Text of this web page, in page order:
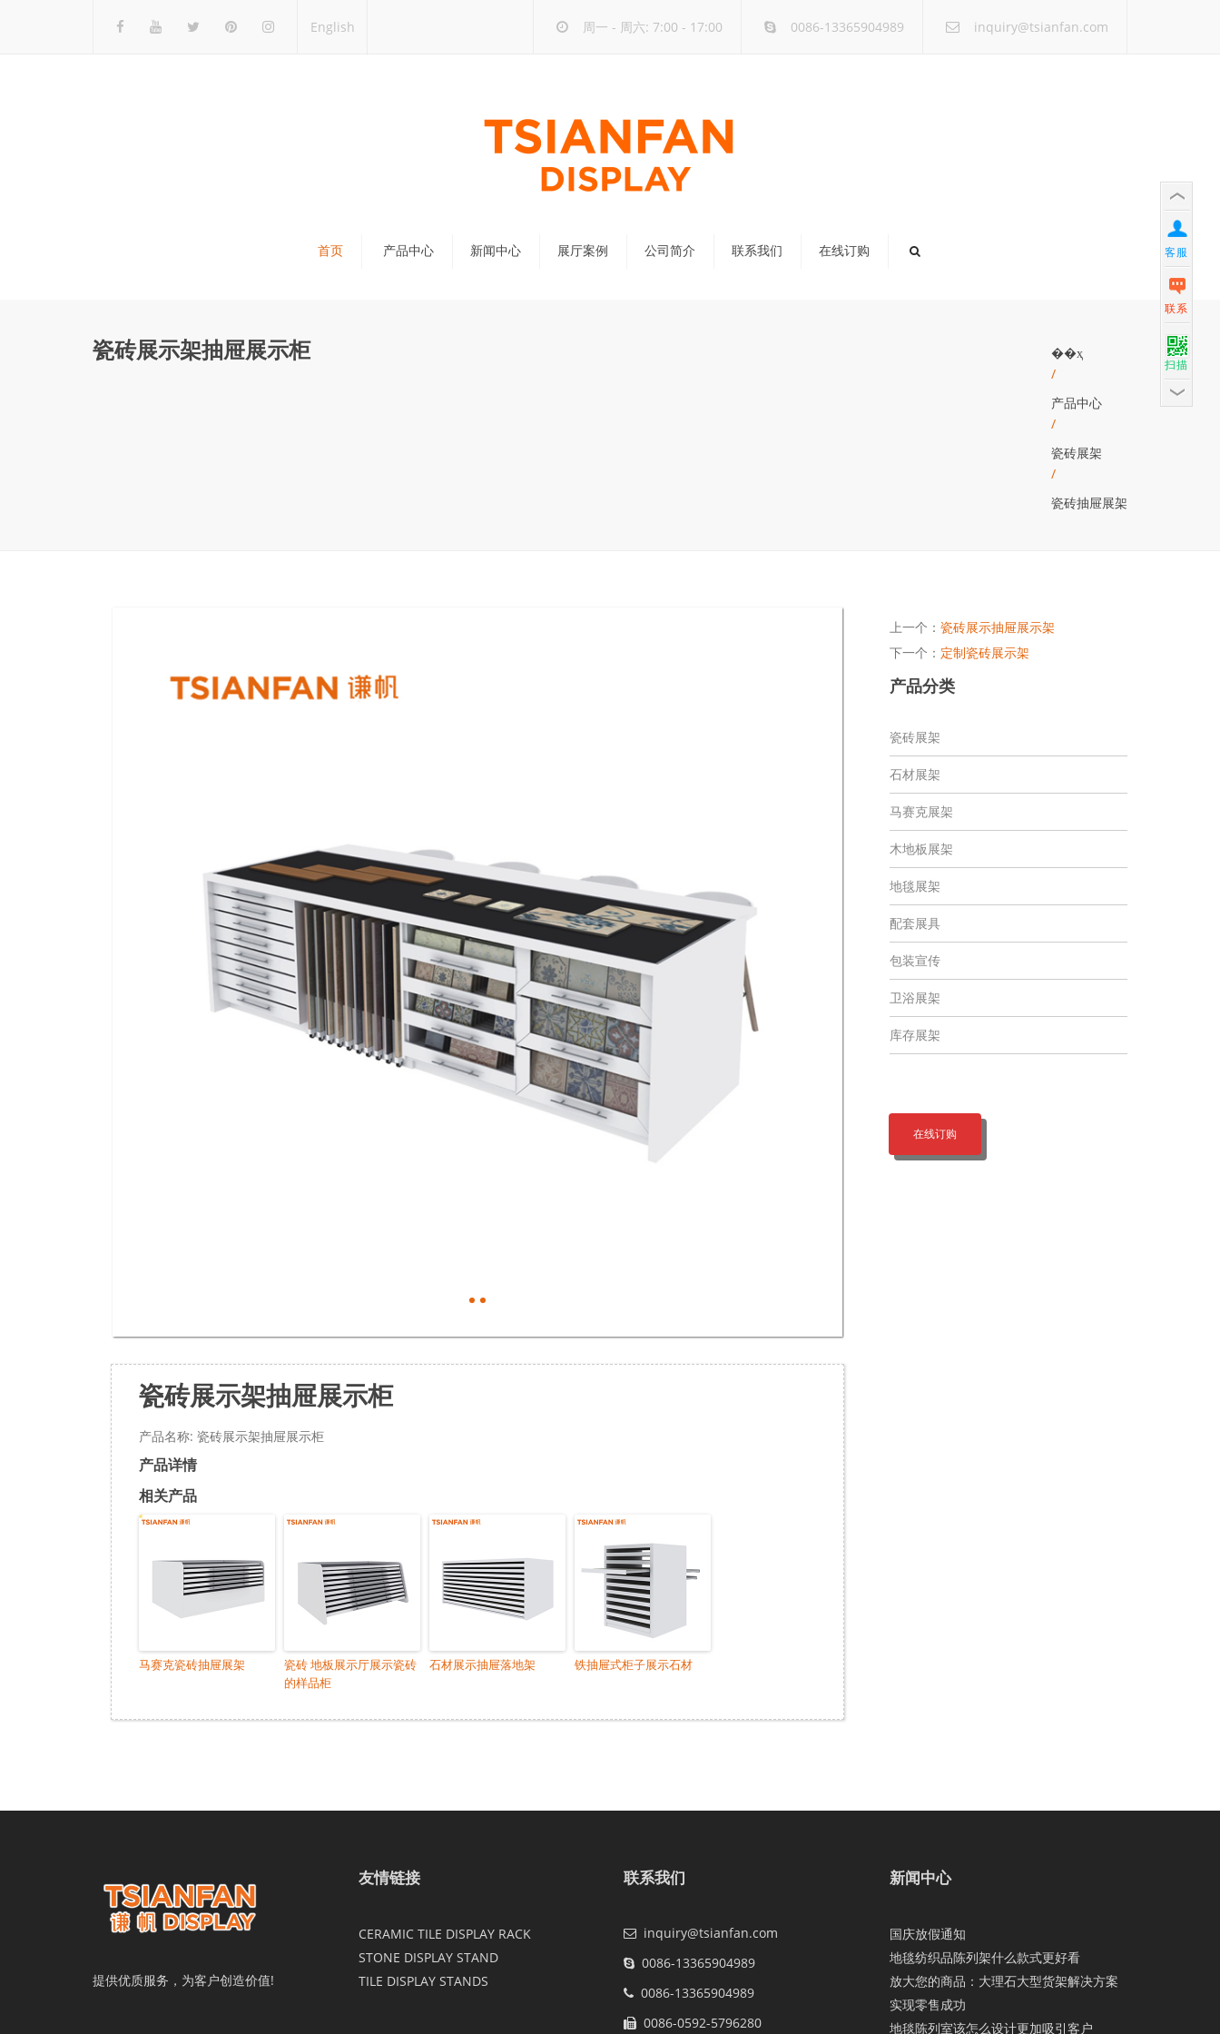
English 周一 - 周六: 7:00 - 17:00 0086-13365904989 inquiry@tsianfan.com
首页 产品中心 新闻中心 展厅案例 公司简介 联系我们 在线订购
瓷砖展示架抽屉展示柜
��ҳ
/
产品中心
/
瓷砖展架
/
瓷砖抽屉展架
瓷砖展示架抽屉展示柜
产品名称: 瓷砖展示架抽屉展示柜
产品详情
相关产品
马赛克瓷砖抽屉展架
瓷砖 地板展示厅展示瓷砖
的样品柜
石材展示抽屉落地架 铁抽屉式柜子展示石材
上一个： 瓷砖展示抽屉展示架
下一个： 定制瓷砖展示架
产品分类
瓷砖展架
石材展架
马赛克展架
木地板展架
地毯展架
配套展具
包装宣传
卫浴展架
库存展架
在线订购
提供优质服务，为客户创造价值!
友情链接
CERAMIC TILE DISPLAY RACK
STONE DISPLAY STAND
TILE DISPLAY STANDS
联系我们
inquiry@tsianfan.com
0086-13365904989
0086-13365904989
0086-0592-5796280
新闻中心
国庆放假通知
地毯纺织品陈列架什么款式更好看
放大您的商品：大理石大型货架解决方案
实现零售成功
地毯陈列室该怎么设计更加吸引客户
客服
联系
扫描